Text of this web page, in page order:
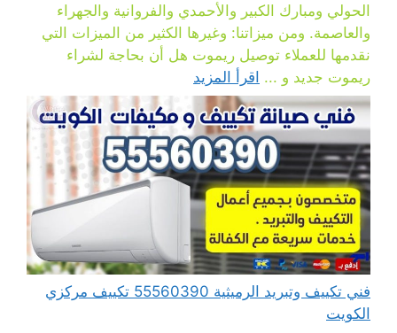
الحولي ومبارك الكبير والأحمدي والفروانية والجهراء
والعاصمة. ومن ميزاتنا: وغيرها الكثير من الميزات التي
نقدمها للعملاء توصيل ريموت هل أن بحاجة لشراء
ريموت جديد و ... اقرأ المزيد
فني تكييف وتبريد الرميثية 55560390 تكييف مركزي
الكويت